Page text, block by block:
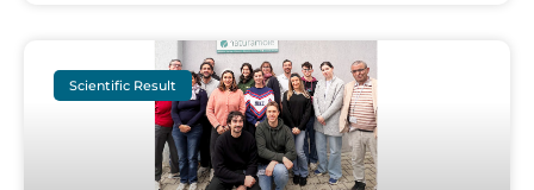
Scientific Result